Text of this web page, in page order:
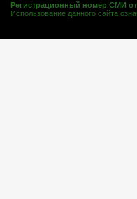
Регистрационный номер СМИ
Использование данного сайта